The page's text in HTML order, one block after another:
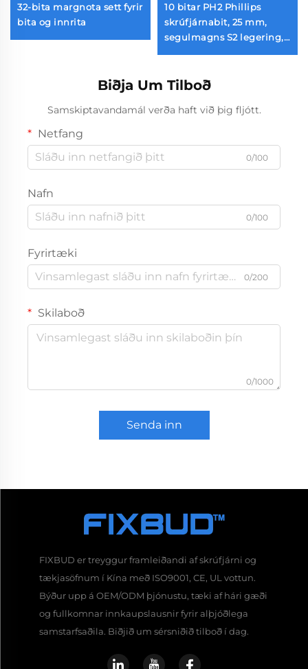
32-bita margnota sett fyrir
bita og innrita
10 bitar PH2 Phillips
skrúfjárnabit, 25 mm,
segulmagns S2 legering,
Biðja Um Tilboð
Samskiptavandamál verða haft við þig fljótt.
Netfang
0/100
Nafn
0/100
Fyrirtæki
0/200
Skilaboð
0/1000
Senda inn
FIXBUD er treyggur framleiðandi af skrúfjárni og
tækjasöfnum í Kína með ISO9001, CE, UL vottun.
Býður upp á OEM/ODM þjónustu, tæki af hári gæði
og fullkomnar innkaupslausnir fyrir alþjóðlega
samstarfsaðila. Biðjið um sérsniðið tilboð í dag.